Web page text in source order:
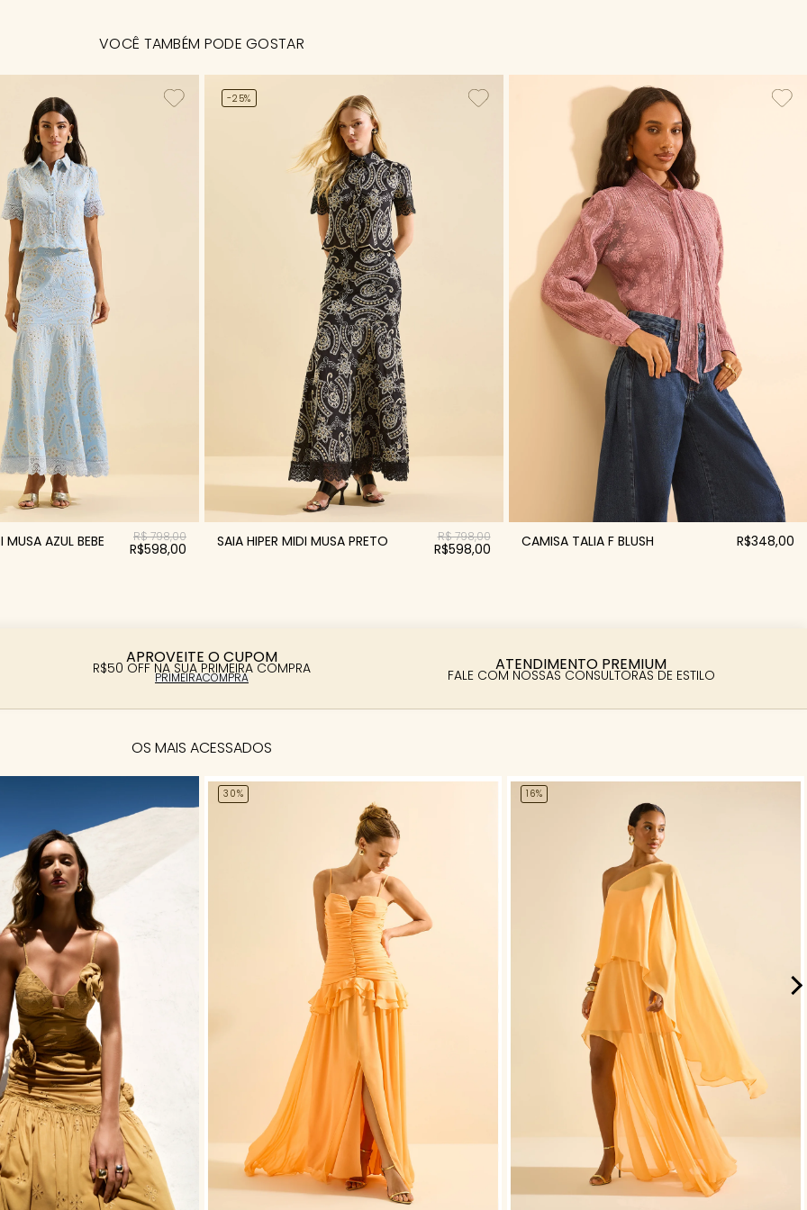
VOCÊ TAMBÉM PODE GOSTAR
MUSA AZUL BEBE R$ 798,00
R$598,00
-25%
SAIA HIPER MIDI MUSA PRETO R$ 798,00
R$598,00 CAMISA TALIA F BLUSH R$348,00
APROVEITE O CUPOM
R$50 OFF NA SUA PRIMEIRA COMPRA
PRIMEIRACOMPRA
ATENDIMENTO PREMIUM
FALE COM NOSSAS CONSULTORAS DE ESTILO
OS MAIS ACESSADOS
30% 16%